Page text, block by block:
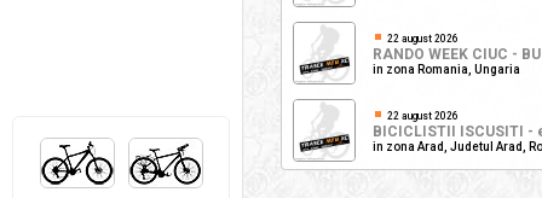
22 august 2026
RANDO WEEK CIUC -
in zona Romania, Ungaria
22 august 2026
BICICLISTII ISCUSITI -
in zona Arad, Judetul Arad,